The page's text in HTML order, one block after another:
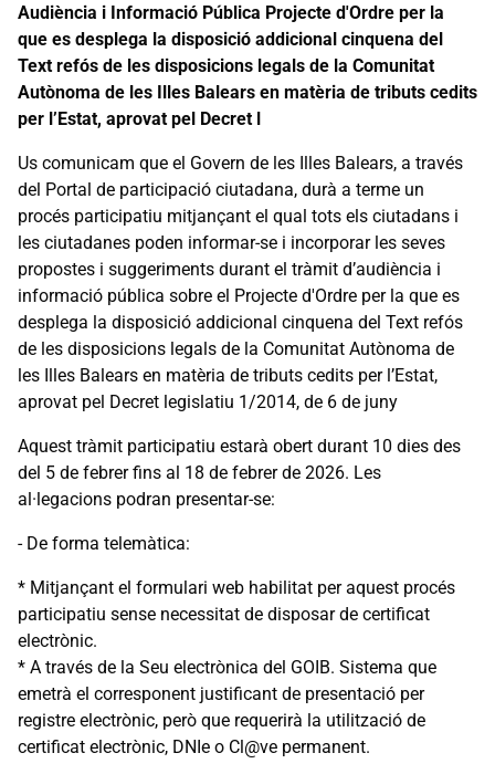
Audiència i Informació Pública Projecte d'Ordre per la
que es desplega la disposició addicional cinquena del
Text refós de les disposicions legals de la Comunitat
Autònoma de les Illes Balears en matèria de tributs cedits
per l’Estat, aprovat pel Decret l
Us comunicam que el Govern de les Illes Balears, a través
del Portal de participació ciutadana, durà a terme un
procés participatiu mitjançant el qual tots els ciutadans i
les ciutadanes poden informar-se i incorporar les seves
propostes i suggeriments durant el tràmit d’audiència i
informació pública sobre el Projecte d'Ordre per la que es
desplega la disposició addicional cinquena del Text refós
de les disposicions legals de la Comunitat Autònoma de
les Illes Balears en matèria de tributs cedits per l’Estat,
aprovat pel Decret legislatiu 1/2014, de 6 de juny
Aquest tràmit participatiu estarà obert durant 10 dies des
del 5 de febrer fins al 18 de febrer de 2026. Les
al·legacions podran presentar-se:
- De forma telemàtica:
* Mitjançant el formulari web habilitat per aquest procés
participatiu sense necessitat de disposar de certificat
electrònic.
* A través de la Seu electrònica del GOIB. Sistema que
emetrà el corresponent justificant de presentació per
registre electrònic, però que requerirà la utilització de
certificat electrònic, DNIe o Cl@ve permanent.